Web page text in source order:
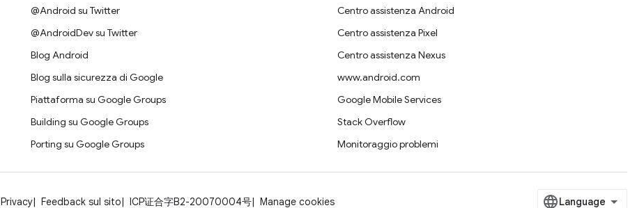
@Android su Twitter
@AndroidDev su Twitter
Blog Android
Blog sulla sicurezza di Google
Piattaforma su Google Groups
Building su Google Groups
Porting su Google Groups
Centro assistenza Android
Centro assistenza Pixel
Centro assistenza Nexus
www.android.com
Google Mobile Services
Stack Overflow
Monitoraggio problemi
Privacy Feedback sul sito ICP证合字B2-20070004号 Manage cookies